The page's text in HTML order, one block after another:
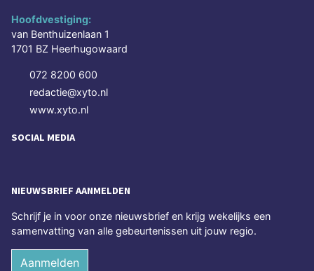
Hoofdvestiging:
van Benthuizenlaan 1
1701 BZ Heerhugowaard
072 8200 600
redactie@xyto.nl
www.xyto.nl
SOCIAL MEDIA
NIEUWSBRIEF AANMELDEN
Schrijf je in voor onze nieuwsbrief en krijg wekelijks een
samenvatting van alle gebeurtenissen uit jouw regio.
Aanmelden